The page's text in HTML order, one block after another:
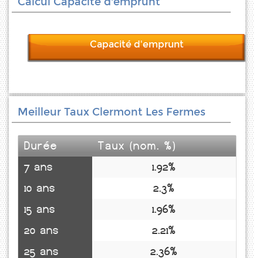
Capacité d'emprunt
Meilleur Taux Clermont Les Fermes
Durée
Taux (nom. %)
7 ans
1.92%
10 ans
2.3%
15 ans
1.96%
20 ans
2.21%
25 ans
2.36%